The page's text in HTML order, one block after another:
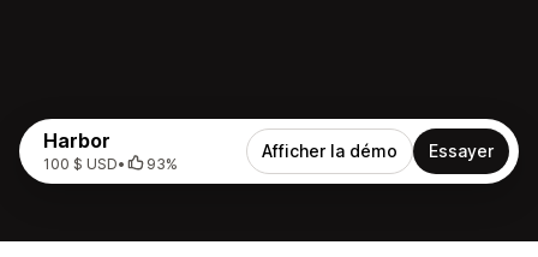
Harbor
100 $ USD• 93%
Afficher la démo Essayer